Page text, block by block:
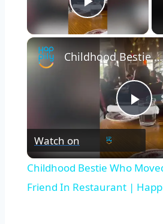
Play
Childhood Bestie Who Moved Away Surprises Friend In Restaurant | Happily TV
Watch on
Childhood Bestie Who
Friend In Restaurant |